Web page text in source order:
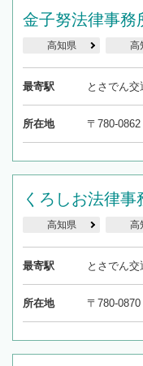
金子努法律事務
高知県 高
最寄駅 とさでん
所在地 〒780-
くろしお法律事
高知県 高
最寄駅 とさでん
所在地 〒780-